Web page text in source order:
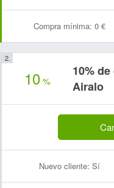
Compra mínima: 0 €
10 %
10%
Airalo
Nuevo cliente: Sí